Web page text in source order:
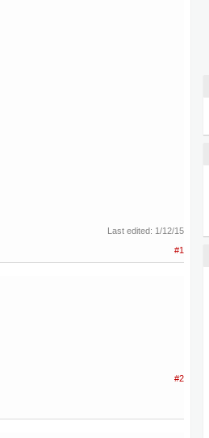
Last edited: 1/12/15
#1
#2